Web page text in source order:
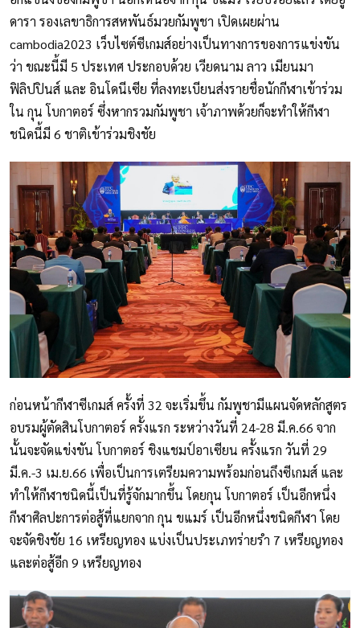
ดารา รองเลขาธิการสหพันธ์มวยกัมพูชา เปิดเผยผ่าน
cambodia2023 เว็บไซต์ซีเกมส์อย่างเป็นทางการของการแข่งขัน
ว่า ขณะนี้มี 5 ประเทศ ประกอบด้วย เวียดนาม ลาว เมียนมา
ฟิลิปปินส์ และ อินโดนีเซีย ที่ลงทะเบียนส่งรายชื่อนักกีฬาเข้าร่วม
ใน กุน โบกาตอร์ ซึ่งหากรวมกัมพูชา เจ้าภาพด้วยก็จะทำให้กีฬา
ชนิดนี้มี 6 ชาติเข้าร่วมชิงชัย
ก่อนหน้ากีฬาซีเกมส์ ครั้งที่ 32 จะเริ่มขึ้น กัมพูชามีแผนจัดหลักสูตร
อบรมผู้ตัดสินโบกาตอร์ ครั้งแรก ระหว่างวันที่ 24-28 มี.ค.66 จาก
นั้นจะจัดแข่งขัน โบกาตอร์ ชิงแชมป์อาเซียน ครั้งแรก วันที่ 29
มี.ค.-3 เม.ย.66 เพื่อเป็นการเตรียมความพร้อมก่อนถึงซีเกมส์ และ
ทำให้กีฬาชนิดนี้เป็นที่รู้จักมากขึ้น โดยกุน โบกาตอร์ เป็นอีกหนึ่ง
กีฬาศิลปะการต่อสู้ที่แยกจาก กุน ขแมร์ เป็นอีกหนึ่งชนิดกีฬา โดย
จะจัดชิงชัย 16 เหรียญทอง แบ่งเป็นประเภทร่ายรำ 7 เหรียญทอง
และต่อสู้อีก 9 เหรียญทอง